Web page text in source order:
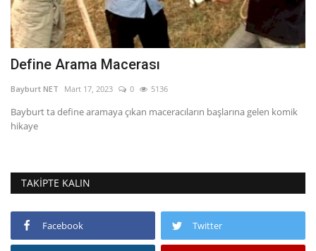
Haber
Keşfet
Fotoğraf
Kültür Sanat
Röportaj
Define Arama Macerası
Bayburt NET Mart 17, 2023 0 5136
Bayburt ta define aramaya çıkan maceracıların başlarına gelen komik
hikaye
TAKIPTE KALIN
Facebook Twitter